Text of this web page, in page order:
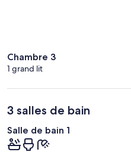
Chambre 3
1 grand lit
3 salles de bain
Salle de bain 1